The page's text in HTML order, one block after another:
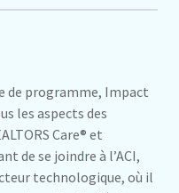
de programme, Impact
les aspects des
Care® et
de se joindre à l’ACI,
technologique, où il